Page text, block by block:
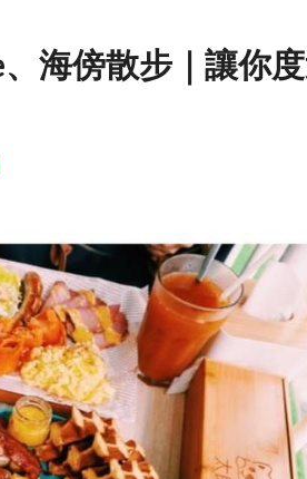
海傍散步｜讓你